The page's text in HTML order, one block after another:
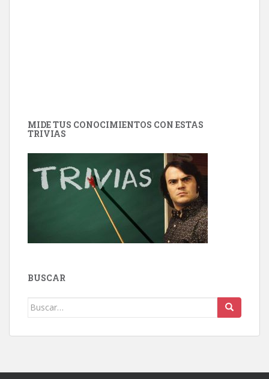
MIDE TUS CONOCIMIENTOS CON ESTAS
TRIVIAS
BUSCAR
Buscar: